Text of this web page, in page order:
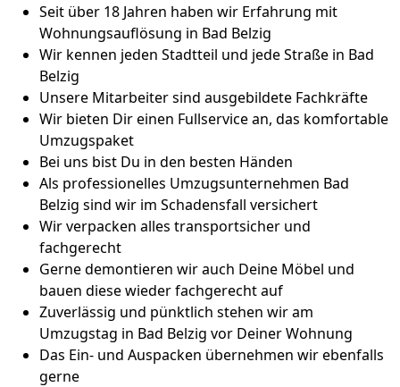
Seit über 18 Jahren haben wir Erfahrung mit
Wohnungsauflösung in Bad Belzig
Wir kennen jeden Stadtteil und jede Straße in Bad
Belzig
Unsere Mitarbeiter sind ausgebildete Fachkräfte
Wir bieten Dir einen Fullservice an, das komfortable
Umzugspaket
Bei uns bist Du in den besten Händen
Als professionelles Umzugsunternehmen Bad
Belzig sind wir im Schadensfall versichert
Wir verpacken alles transportsicher und
fachgerecht
Gerne demontieren wir auch Deine Möbel und
bauen diese wieder fachgerecht auf
Zuverlässig und pünktlich stehen wir am
Umzugstag in Bad Belzig vor Deiner Wohnung
Das Ein- und Auspacken übernehmen wir ebenfalls
gerne